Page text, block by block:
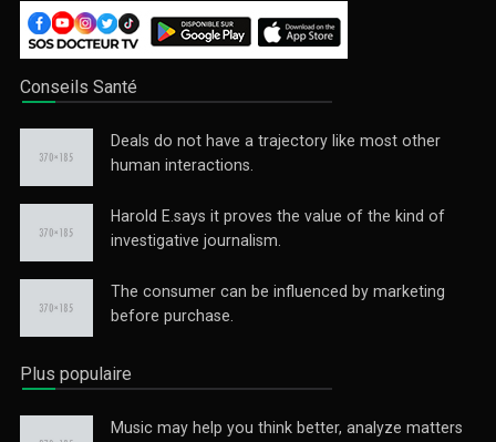
Conseils Santé
Deals do not have a trajectory like most other
human interactions.
Harold E.says it proves the value of the kind of
investigative journalism.
The consumer can be influenced by marketing
before purchase.
Plus populaire
Music may help you think better, analyze matters